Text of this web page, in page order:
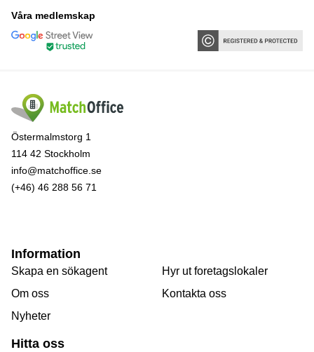
Våra medlemskap
Östermalmstorg 1
114 42 Stockholm
info@matchoffice.se
(+46) 46 288 56 71
Information
Skapa en sökagent
Om oss
Nyheter
Hyr ut foretagslokaler
Kontakta oss
Hitta oss